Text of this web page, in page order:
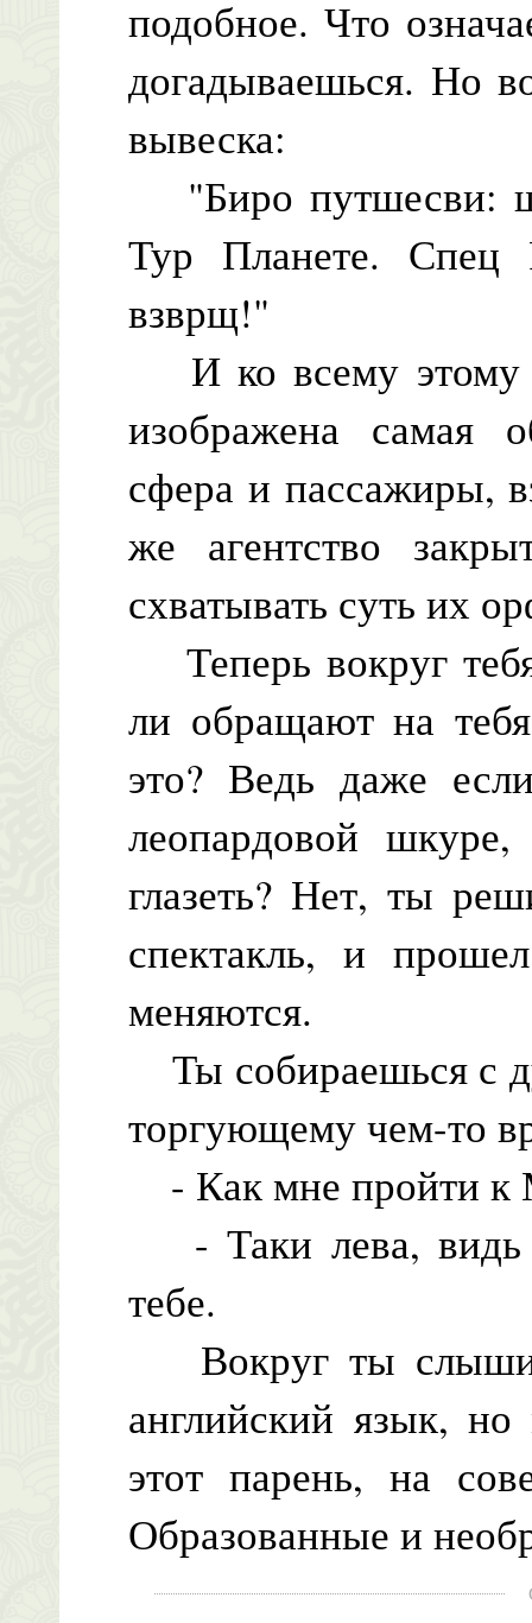
подобное. Что
догадываешься. Но
вывеска:
"Биро путшесви:
Тур Планете.
взврщ!"
И ко всему этому
изображена самая
сфера и пассажиры,
же агентство
схватывать суть их
Теперь вокруг
ли обращают на
это? Ведь даже
леопардовой
глазеть? Нет, ты
спектакль, и
меняются.
Ты собираешься с
торгующему чем-то
- Как мне пройти к
- Таки лева, видь
тебе.
Вокруг ты
английский язык, но
этот парень, на
Образованные и